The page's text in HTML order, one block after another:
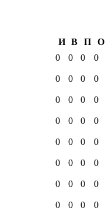
И В П
О
0 0 0 0
0 0 0 0
0 0 0 0
0 0 0 0
0 0 0 0
0 0 0 0
0 0 0 0
0 0 0 0